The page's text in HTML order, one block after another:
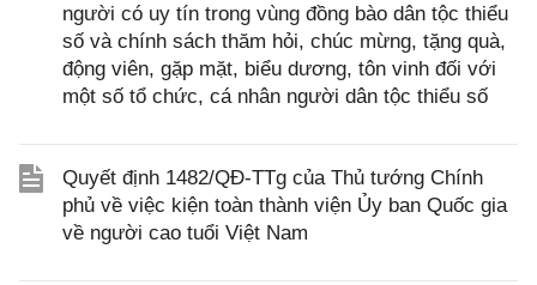
người có uy tín trong vùng đồng bào dân tộc thiểu
số và chính sách thăm hỏi, chúc mừng, tặng quà,
động viên, gặp mặt, biểu dương, tôn vinh đối với
một số tổ chức, cá nhân người dân tộc thiểu số
Quyết định 1482/QĐ-TTg của Thủ tướng Chính
phủ về việc kiện toàn thành viện Ủy ban Quốc gia
về người cao tuổi Việt Nam